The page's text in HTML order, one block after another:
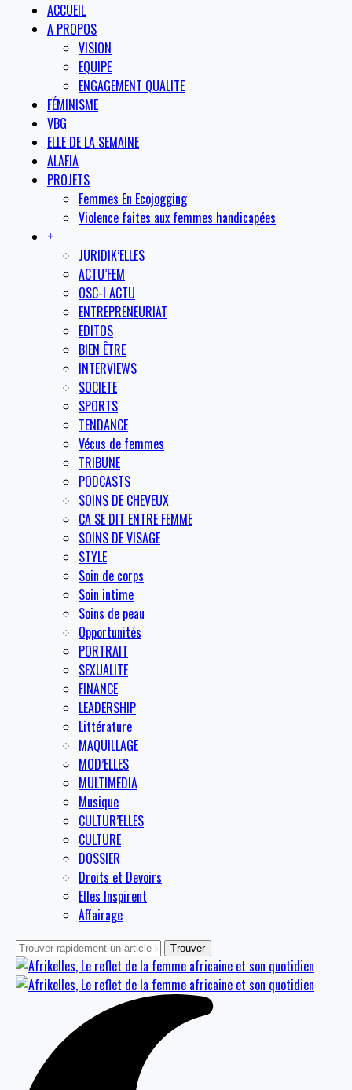
ACCUEIL
A PROPOS
VISION
EQUIPE
ENGAGEMENT QUALITE
FÉMINISME
VBG
ELLE DE LA SEMAINE
ALAFIA
PROJETS
Femmes En Ecojogging
Violence faites aux femmes handicapées
+
JURIDIK’ELLES
ACTU’FEM
OSC-I ACTU
ENTREPRENEURIAT
EDITOS
BIEN ÊTRE
INTERVIEWS
SOCIETE
SPORTS
TENDANCE
Vécus de femmes
TRIBUNE
PODCASTS
SOINS DE CHEVEUX
CA SE DIT ENTRE FEMME
SOINS DE VISAGE
STYLE
Soin de corps
Soin intime
Soins de peau
Opportunités
PORTRAIT
SEXUALITE
FINANCE
LEADERSHIP
Littérature
MAQUILLAGE
MOD’ELLES
MULTIMEDIA
Musique
CULTUR’ELLES
CULTURE
DOSSIER
Droits et Devoirs
Elles Inspirent
Affairage